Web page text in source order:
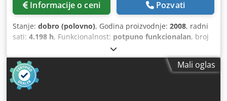
Informacije o ceni Pozvati
Stanje: dobro (polovno), Godina proizvodnje: 2008, radni
sati: 4.198 h, Funkcionalnost: potpuno funkcionalan, broj
, dužina brušenja:
brušenja:300 mm, prečnik brusnog točka:300 mm,
rastojanje od stola do centra vretena:
575 mm, širina
brusnog točka:
visina:
Mali oglas